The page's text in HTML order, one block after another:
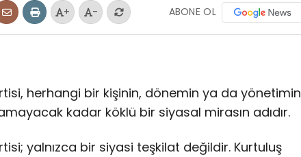
+ - ABONE OL
herhangi bir kişinin, dönemin ya da yönetimin
kadar köklü bir siyasal mirasın adıdır.
yalnızca bir siyasi teşkilat değildir. Kurtuluş